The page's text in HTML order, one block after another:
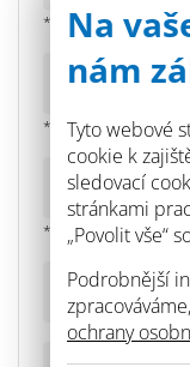
Na
nám
Tyto webové
cookie k
sledovací
stránkami
„Povolit vše“
Podrobnější
ochrany
K sanacím
Jako přísada
připravuje
nutno
20 hodin).
* povinné pole
* povinné pole
* povinné pole